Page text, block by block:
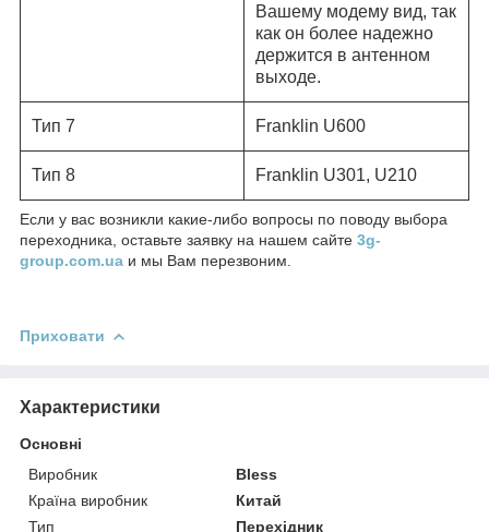
Вашему модему вид, так
как он более надежно
держится в антенном
выходе.
Тип 7 Franklin U600
Тип 8 Franklin U301, U210
Если у вас возникли какие-либо вопросы по поводу выбора
переходника, оставьте заявку на нашем сайте 3g-
group.com.ua и мы Вам перезвоним.
Приховати
Характеристики
Основні
Виробник
Bless
Країна виробник
Китай
Тип
Перехідник